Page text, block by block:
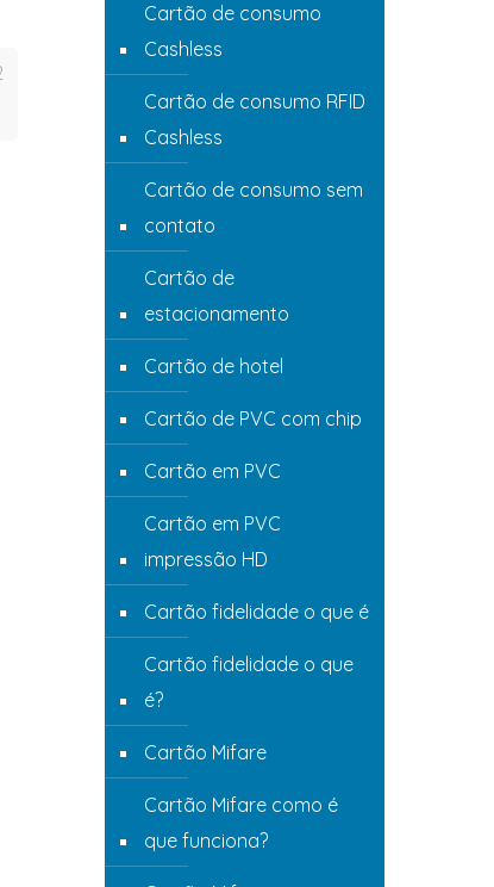
Cartão de consumo
Cashless
Cartão de consumo RFID
Cashless
Cartão de consumo sem
contato
Cartão de
estacionamento
Cartão de hotel
Cartão de PVC com chip
Cartão em PVC
Cartão em PVC
impressão HD
Cartão fidelidade o que é
Cartão fidelidade o que
é?
Cartão Mifare
Cartão Mifare como é
que funciona?